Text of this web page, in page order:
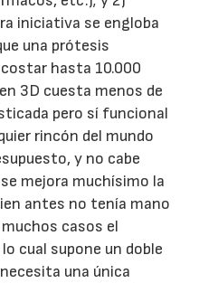
iniciativa se engloba
una prótesis
hasta 10.000
3D cuesta menos de
pero sí funcional
rincón del mundo
y no cabe
mejora muchísimo la
antes no tenía mano
casos el
cual supone un doble
una única